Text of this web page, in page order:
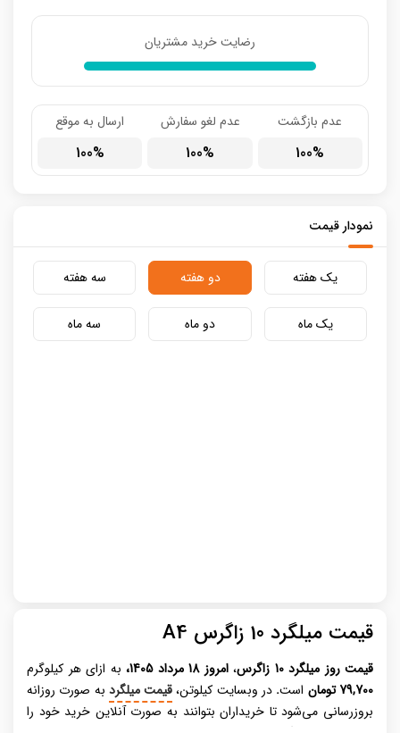
رضایت خرید مشتریان
عدم بازگشت
100
عدم لغو سفارش
100
ارسال به موقع
100
نمودار قیمت
یک هفته دو هفته سه هفته
یک ماه دو ماه سه ماه
قیمت میلگرد 10 زاگرس A4
قیمت روز میلگرد 10 زاگرس ،امروز 18 مرداد 1405،
به ازای هر کیلوگرم
79,700 تومان
است. در وبسایت کیلوتن،قیمت میلگرد به صورت روزانه
بروزرسانی می‌شود تا خریداران بتوانند به صورت آنلاین خرید خود را